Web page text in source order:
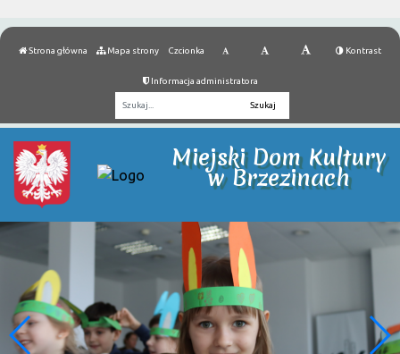
Strona główna Mapa strony Czcionka Kontrast
Informacja administratora
Miejski Dom Kultury
w Brzezinach